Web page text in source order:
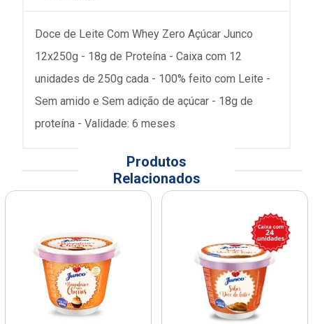
Doce de Leite Com Whey Zero Açúcar Junco
12x250g - 18g de Proteína - Caixa com 12
unidades de 250g cada - 100% feito com Leite -
Sem amido e Sem adição de açúcar - 18g de
proteína - Validade: 6 meses
Produtos
Relacionados